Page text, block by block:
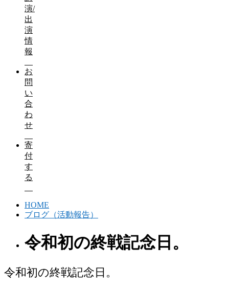
演/
出
演
情
報
お
問
い
合
わ
せ
寄
付
す
る
HOME
ブログ（活動報告）
令和初の終戦記念日。
令和初の終戦記念日。